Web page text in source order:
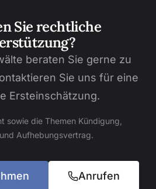
Sie rechtliche
beraten Sie gerne zu
Sie uns für eine
Ersteinschätzung.
sowie die Themen Kündigung,
Aufhebungsvertrag.
Anrufen